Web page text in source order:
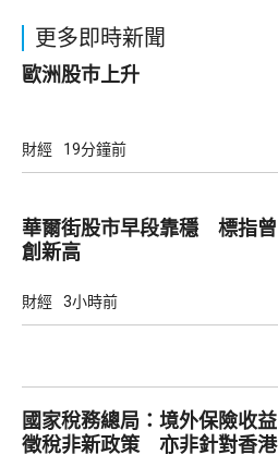
更多即時新聞
歐洲股巿上升
財經 19分鐘前
華爾街股市早段靠穩 標指曾
創新高
財經 3小時前
國家稅務總局：境外保險收益
徵稅非新政策 亦非針對香港